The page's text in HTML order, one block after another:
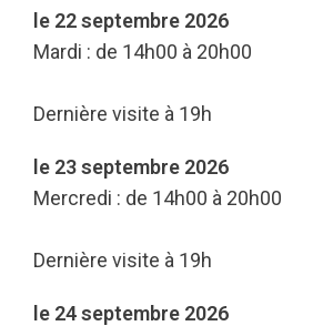
le 22 septembre 2026
Mardi : de 14h00 à 20h00
Dernière visite à 19h
le 23 septembre 2026
Mercredi : de 14h00 à 20h00
Dernière visite à 19h
le 24 septembre 2026